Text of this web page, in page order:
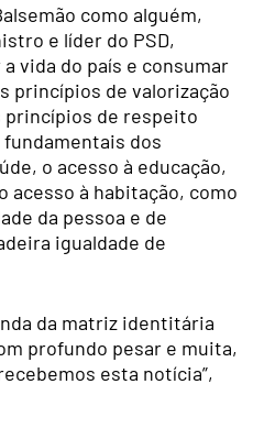
como alguém,
e líder do PSD,
vida do país e consumar
princípios de valorização
princípios de respeito
dos
o acesso à educação,
acesso à habitação, como
da pessoa e de
igualdade de
da matriz identitária
profundo pesar e muita,
esta notícia”,